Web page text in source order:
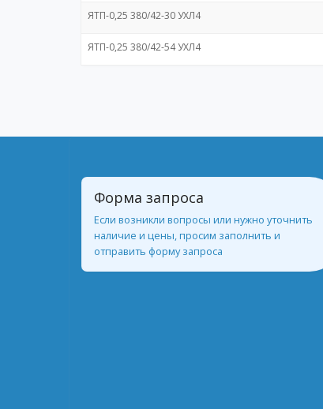
ЯТП-0,25 380/42-30 УХЛ4
ЯТП-0,25 380/42-54 УХЛ4
Форма запроса
Если возникли вопросы или нужно уточнить
наличие и цены, просим заполнить и
отправить форму запроса